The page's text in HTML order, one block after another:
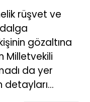
rüşvet ve
gözaltına
Milletvekili
da yer
detayları…